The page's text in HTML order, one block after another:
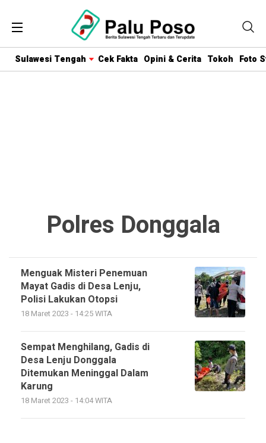
Sulawesi Tengah Cek Fakta Opini & Cerita Tokoh Foto
Polres Donggala
Menguak Misteri Penemuan
Mayat Gadis di Desa Lenju,
Polisi Lakukan Otopsi
18 Maret 2023 - 14:25 WITA
Sempat Menghilang, Gadis di
Desa Lenju Donggala
Ditemukan Meninggal Dalam
Karung
18 Maret 2023 - 14:04 WITA